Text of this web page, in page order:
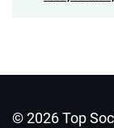
© 2026 Top